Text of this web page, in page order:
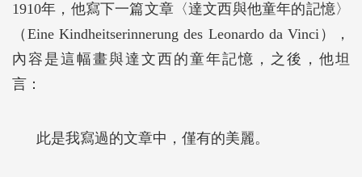
1910年，他寫下一篇文章〈達文西與他童年的記憶〉
（Eine Kindheitserinnerung des Leonardo da Vinci），
內容是這幅畫與達文西的童年記憶，之後，他坦
言：
此是我寫過的文章中，僅有的美麗。